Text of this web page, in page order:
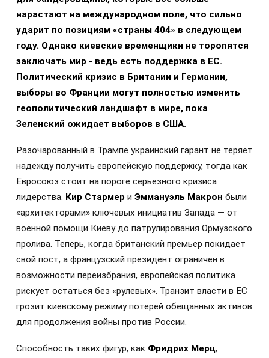
нарастают на международном поле, что сильно
ударит по позициям «страны 404» в следующем
году. Однако киевские временщики не торопятся
заключать мир - ведь есть поддержка в ЕС.
Политический кризис в Британии и Германии,
выборы во Франции могут полностью изменить
геополитический ландшафт в мире, пока
Зеленский ожидает выборов в США.
Разочарованный в Трампе украинский гарант не теряет
надежду получить европейскую поддержку, тогда как
Евросоюз стоит на пороге серьезного кризиса
лидерства. Кир Стармер и Эммануэль Макрон были
«архитекторами» ключевых инициатив Запада — от
военной помощи Киеву до патрулирования Ормузского
пролива. Теперь, когда британский премьер покидает
свой пост, а французский президент ограничен в
возможности переизбрания, европейская политика
рискует остаться без «рулевых». Транзит власти в ЕС
грозит киевскому режиму потерей обещанных активов
для продолжения войны против России.
Способность таких фигур, как Фридрих Мерц,